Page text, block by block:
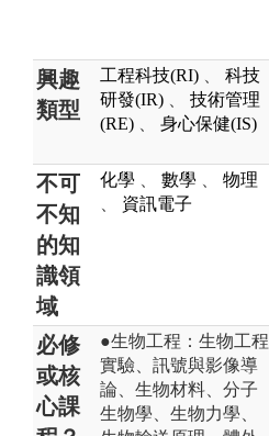
興趣
類型
工程科技(RI)
科技
研發(IR)
技術管理
(RE)
身心保健(IS)
不可
不知
的知
識領
域
化學 數學
物理
資訊電子
必修
或核
心課
●生物工程：生物工程
實驗、訊號與影像導
論、生物材料、分子
生物學、生物力學、